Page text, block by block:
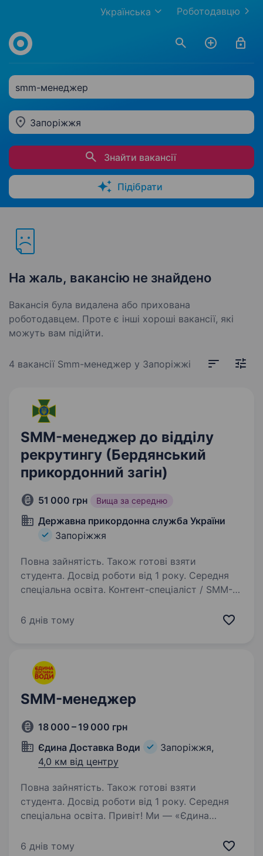
Роботодавцю
Українська
smm-менеджер
Запоріжжя
Знайти вакансії
Підібрати
На жаль, вакансію не знайдено
Вакансія була видалена або прихована
роботодавцем. Проте є інші хороші вакансії, які
можуть вам підійти.
4 вакансії Smm-менеджер у Запоріжжі
SMM-менеджер до відділу
рекрутингу (Бердянський
прикордонний загін)
51 000 грн Вища за середню
Державна прикордонна служба України
Запоріжжя
Повна зайнятість. Також готові взяти
студента. Досвід роботи від 1 року. Середня
спеціальна освіта. Контент-спеціаліст / SMM-
Державна прикордонна служба України
аудиторії, розуміє сучасний digital-простір…
6 днів тому
SMM-менеджер
18 000 – 19 000 грн
Єдина Доставка Води
Запоріжжя,
4,0 км від центру
Повна зайнятість. Також готові взяти
студента. Досвід роботи від 1 року. Середня
спеціальна освіта. Привіт! Ми — «Єдина
у сфері доставки очищеної питної води. Ми
6 днів тому